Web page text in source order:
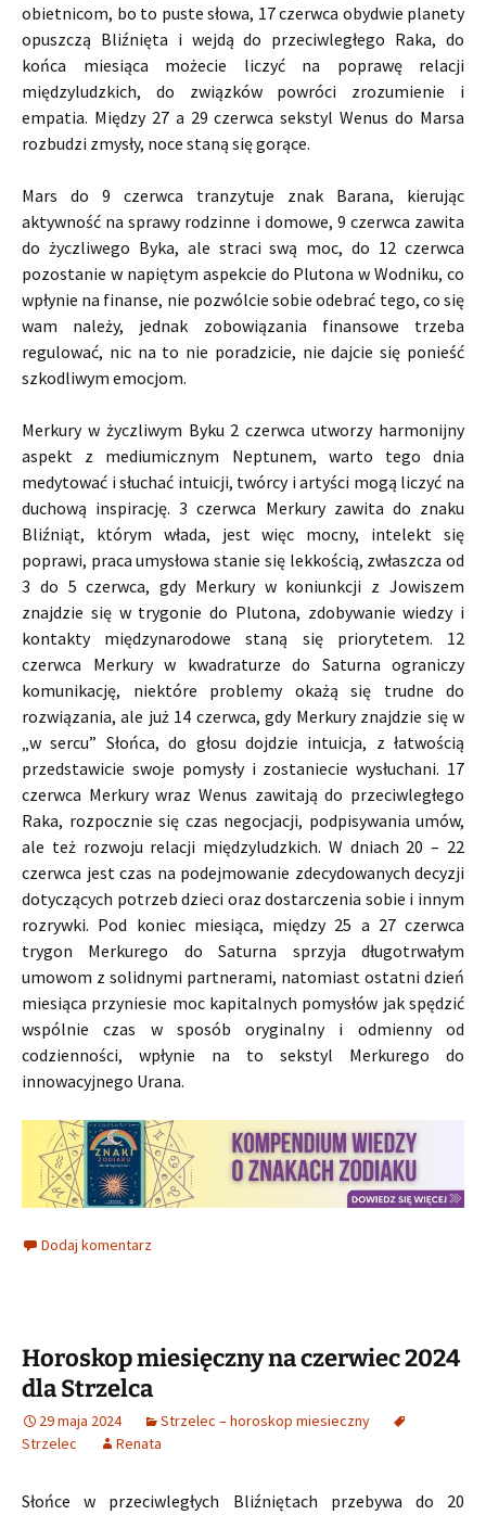
obietnicom, bo to puste słowa, 17 czerwca obydwie planety
opuszczą Bliźnięta i wejdą do przeciwległego Raka, do
końca miesiąca możecie liczyć na poprawę relacji
międzyludzkich, do związków powróci zrozumienie i
empatia. Między 27 a 29 czerwca sekstyl Wenus do Marsa
rozbudzi zmysły, noce staną się gorące.
Mars do 9 czerwca tranzytuje znak Barana, kierując
aktywność na sprawy rodzinne i domowe, 9 czerwca zawita
do życzliwego Byka, ale straci swą moc, do 12 czerwca
pozostanie w napiętym aspekcie do Plutona w Wodniku, co
wpłynie na finanse, nie pozwólcie sobie odebrać tego, co się
wam należy, jednak zobowiązania finansowe trzeba
regulować, nic na to nie poradzicie, nie dajcie się ponieść
szkodliwym emocjom.
Merkury w życzliwym Byku 2 czerwca utworzy harmonijny
aspekt z mediumicznym Neptunem, warto tego dnia
medytować i słuchać intuicji, twórcy i artyści mogą liczyć na
duchową inspirację. 3 czerwca Merkury zawita do znaku
Bliźniąt, którym włada, jest więc mocny, intelekt się
poprawi, praca umysłowa stanie się lekkością, zwłaszcza od
3 do 5 czerwca, gdy Merkury w koniunkcji z Jowiszem
znajdzie się w trygonie do Plutona, zdobywanie wiedzy i
kontakty międzynarodowe staną się priorytetem. 12
czerwca Merkury w kwadraturze do Saturna ograniczy
komunikację, niektóre problemy okażą się trudne do
rozwiązania, ale już 14 czerwca, gdy Merkury znajdzie się w
„w sercu” Słońca, do głosu dojdzie intuicja, z łatwością
przedstawicie swoje pomysły i zostaniecie wysłuchani. 17
czerwca Merkury wraz Wenus zawitają do przeciwległego
Raka, rozpocznie się czas negocjacji, podpisywania umów,
ale też rozwoju relacji międzyludzkich. W dniach 20 – 22
czerwca jest czas na podejmowanie zdecydowanych decyzji
dotyczących potrzeb dzieci oraz dostarczenia sobie i innym
rozrywki. Pod koniec miesiąca, między 25 a 27 czerwca
trygon Merkurego do Saturna sprzyja długotrwałym
umowom z solidnymi partnerami, natomiast ostatni dzień
miesiąca przyniesie moc kapitalnych pomysłów jak spędzić
wspólnie czas w sposób oryginalny i odmienny od
codzienności, wpłynie na to sekstyl Merkurego do
innowacyjnego Urana.
Dodaj komentarz
Horoskop miesięczny na czerwiec 2024
dla Strzelca
29 maja 2024
Strzelec – horoskop miesieczny
Strzelec
Renata
Słońce w przeciwległych Bliźniętach przebywa do 20